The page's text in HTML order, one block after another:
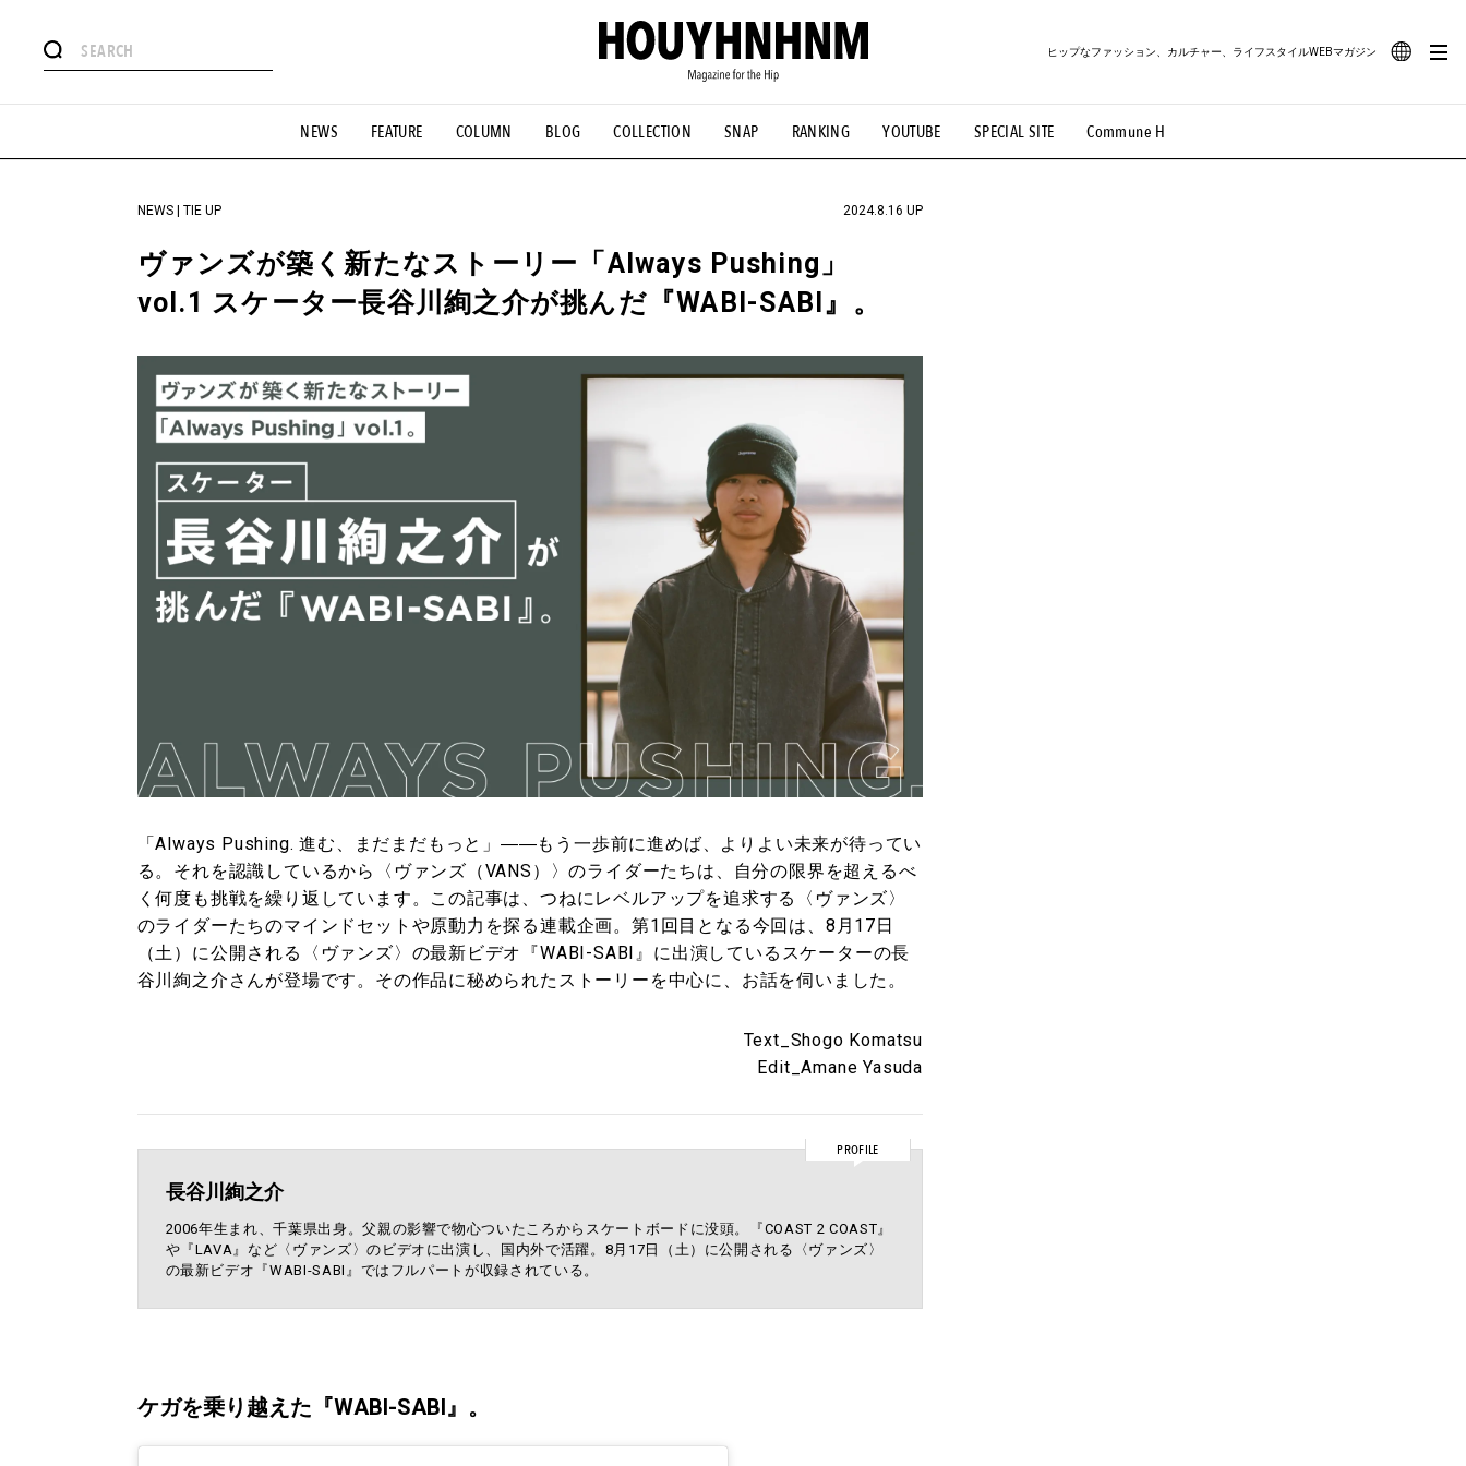
NEWS FEATURE COLUMN BLOG COLLECTION SNAP RANKING YOUTUBE SPECIAL SITE Commune H
ヒップなファッション、カルチャー、ライフスタイルWEBマガジン
#憧れの逸品 #ESSENTIAL DESIGNS #古着サミット #NEW VINTAGE #マイナーグッド図鑑 #路地裏てぃーん。 #MONTHLY JOURNAL
#GH 銘品の所以 #フイナムのYouTube #Commune H #FOCUS IT #AH.H #ととけん #FASHION #MUSIC #MOVIE #LIFESTYLE #SNEAKER #OUTDOOR
#HANDSOME HANDBOOK
NEWS | TIE UP 2024.8.16 UP
ヴァンズが築く新たなストーリー「Always Pushing」
vol.1 スケーター長谷川絢之介が挑んだ『WABI-SABI』。
「Always Pushing. 進む、まだまだもっと」――もう一歩前に進めば、よりよい未来が待ってい
る。それを認識しているから〈ヴァンズ（VANS）〉のライダーたちは、自分の限界を超えるべ
く何度も挑戦を繰り返しています。この記事は、つねにレベルアップを追求する〈ヴァンズ〉
のライダーたちのマインドセットや原動力を探る連載企画。第1回目となる今回は、8月17日
（土）に公開される〈ヴァンズ〉の最新ビデオ『WABI-SABI』に出演しているスケーターの長
谷川絢之介さんが登場です。その作品に秘められたストーリーを中心に、お話を伺いました。
Text_Shogo Komatsu
Edit_Amane Yasuda
PROFILE
長谷川絢之介
2006年生まれ、千葉県出身。父親の影響で物心ついたころからスケートボードに没頭。『COAST 2 COAST』
や『LAVA』など〈ヴァンズ〉のビデオに出演し、国内外で活躍。8月17日（土）に公開される〈ヴァンズ〉
の最新ビデオ『WABI-SABI』ではフルパートが収録されている。
ケガを乗り越えた『WABI-SABI』。